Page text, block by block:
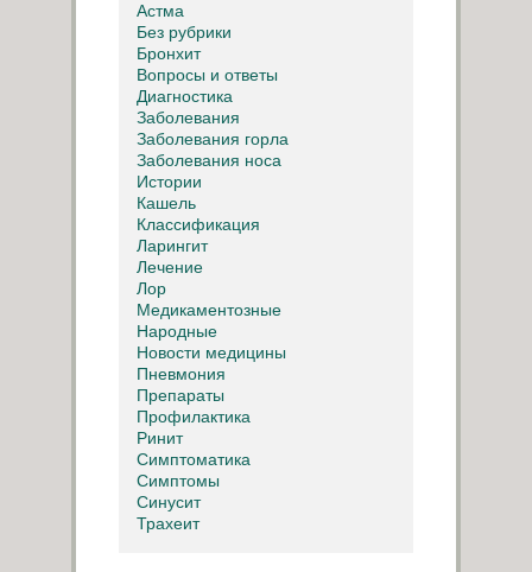
Астма
Без рубрики
Бронхит
Вопросы и ответы
Диагностика
Заболевания
Заболевания горла
Заболевания носа
Истории
Кашель
Классификация
Ларингит
Лечение
Лор
Медикаментозные
Народные
Новости медицины
Пневмония
Препараты
Профилактика
Ринит
Симптоматика
Симптомы
Синусит
Трахеит